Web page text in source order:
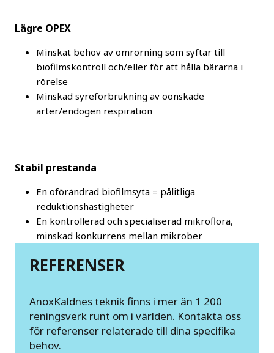
Lägre OPEX
Minskat behov av omrörning som syftar till
biofilmskontroll och/eller för att hålla bärarna i
rörelse
Minskad syreförbrukning av oönskade
arter/endogen respiration
Stabil prestanda
En oförändrad biofilmsyta = pålitliga
reduktionshastigheter
En kontrollerad och specialiserad mikroflora,
minskad konkurrens mellan mikrober
REFERENSER
AnoxKaldnes teknik finns i mer än 1 200
reningsverk runt om i världen. Kontakta oss
för referenser relaterade till dina specifika
behov.